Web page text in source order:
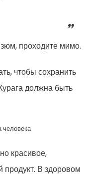
проходите мимо.
чтобы сохранить
должна быть
человека
красивое,
продукт. В здоровом